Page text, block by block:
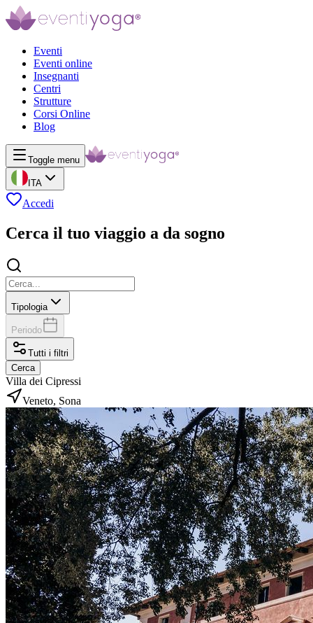
Eventi
Eventi online
Insegnanti
Centri
Strutture
Corsi Online
Blog
Toggle menu
ITA
Accedi
Cerca il tuo viaggio a da sogno
Tipologia
Periodo
Tutti i filtri
Cerca
Villa dei Cipressi
Veneto, Sona